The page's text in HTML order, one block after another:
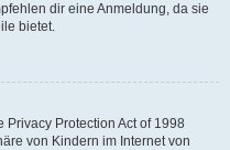
dir eine Anmeldung, da sie
bietet.
Privacy Protection Act of 1998
von Kindern im Internet von